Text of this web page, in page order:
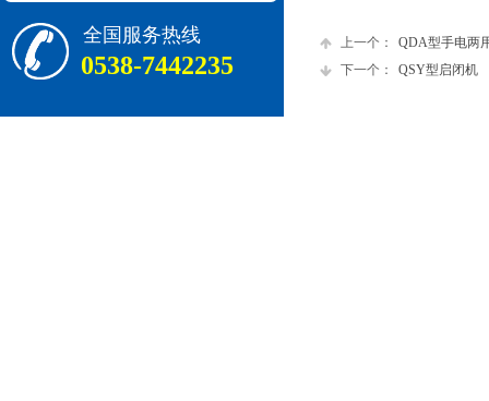
全国服务热线
0538-7442235
上一个：
QDA型手电两
下一个：
QSY型启闭机